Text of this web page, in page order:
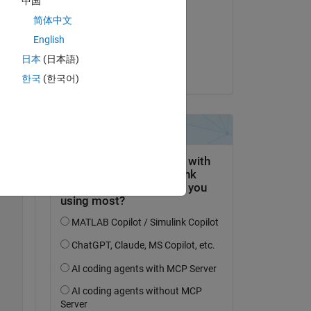
am 4 Apr. 2023
Akzeptiert:
简体中文
English
日本 (日本語)
한국 (한국어)